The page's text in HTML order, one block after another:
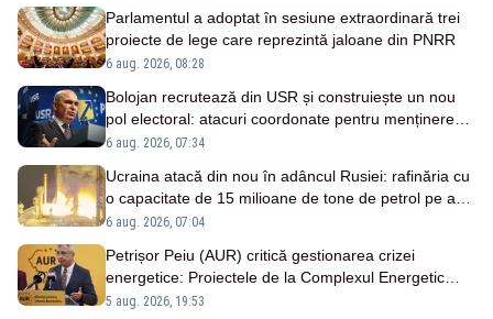
Parlamentul a adoptat în sesiune extraordinară trei
proiecte de lege care reprezintă jaloane din PNRR
6 aug. 2026, 08:28
Bolojan recrutează din USR și construiește un nou
pol electoral: atacuri coordonate pentru menținerea
la putere
6 aug. 2026, 07:34
Ucraina atacă din nou în adâncul Rusiei: rafinăria cu
o capacitate de 15 milioane de tone de petrol pe an,
vizată două nopți la rând
6 aug. 2026, 07:04
Petrișor Peiu (AUR) critică gestionarea crizei
energetice: Proiectele de la Complexul Energetic
Oltenia sunt blocate în birocrație și restricții
5 aug. 2026, 19:53